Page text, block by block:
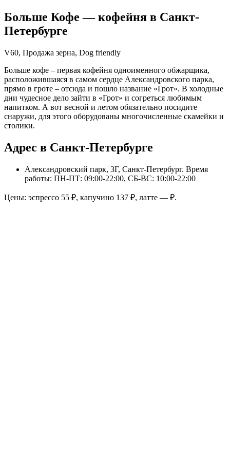
Больше Кофе — кофейня в Санкт-
Петербурге
V60, Продажа зерна, Dog friendly
Больше кофе – первая кофейня одноименного обжарщика,
расположившаяся в самом сердце Александровского парка,
прямо в гроте – отсюда и пошло название «Грот». В холодные
дни чудесное дело зайти в «Грот» и согреться любимым
напитком. А вот весной и летом обязательно посидите
снаружи, для этого оборудованы многочисленные скамейки и
столики.
Адрес в Санкт-Петербурге
Александровский парк, 3Г, Санкт-Петербург. Время
работы: ПН-ПТ: 09:00-22:00, СБ-ВС: 10:00-22:00
Цены: эспрессо 55 ₽, капучино 137 ₽, латте — ₽.